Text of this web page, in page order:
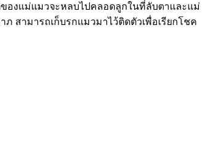
องแม่แมวจะหลบไปคลอดลูกในที่ลับตาและแม่
สามารถเก็บรกแมวมาไว้ติดตัวเพื่อเรียกโชค